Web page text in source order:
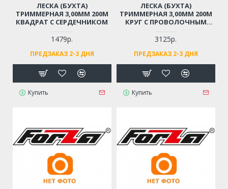
ЛЕСКА (БУХТА)
ТРИММЕРНАЯ 3,00ММ 200М
КВАДРАТ С СЕРДЕЧНИКОМ
1479р.
ПРЕДЗАКАЗ 2-3 ДНЯ
Купить
ЛЕСКА (БУХТА)
ТРИММЕРНАЯ 3,00ММ 200М
КРУГ С ПРОВОЛОЧНЫМ
3125р.
ПРЕДЗАКАЗ 2-3 ДНЯ
Купить